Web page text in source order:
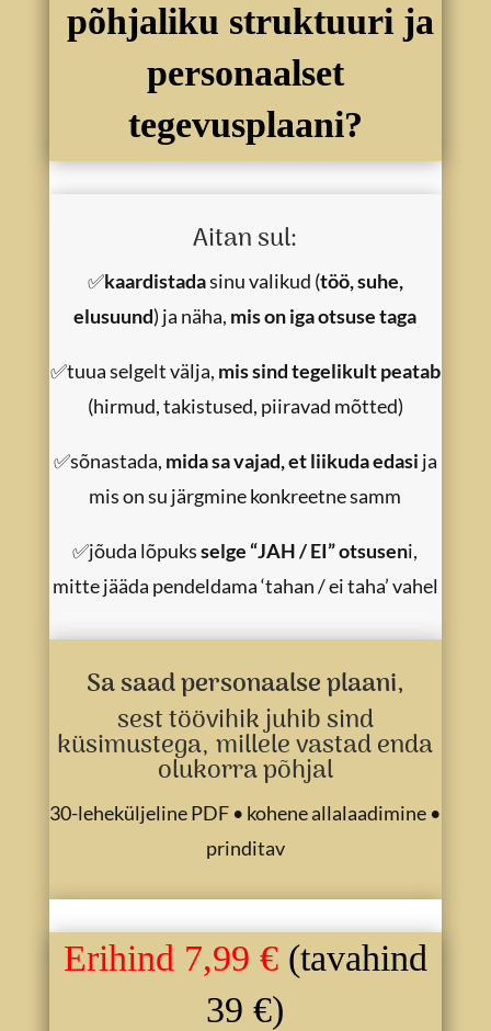
põhjaliku struktuuri ja
personaalset
tegevusplaani?
Aitan sul:
✅kaardistadasinu valikud (töö, suhe,
elusuund) ja näha, mis on iga otsuse taga
✅tuua selgelt välja, mis sind tegelikult peatab
(hirmud, takistused, piiravad mõtted)
✅sõnastada, mida sa vajad, et liikuda edasi ja
mis on su järgmine konkreetne samm
✅jõuda lõpuksselge “JAH / EI” otsuseni,
mitte jääda pendeldama ‘tahan / ei taha’ vahel
Sa saad personaalse plaani,
sest töövihik juhib sind
küsimustega, millele vastad enda
olukorra põhjal
30-leheküljeline PDF • kohene allalaadimine •
prinditav
Erihind 7,99 €(tavahind
39 €)